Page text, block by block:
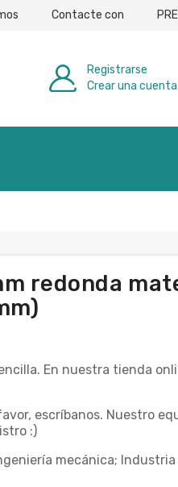
Contacte con
Registrarse
Crear una cuenta
redonda
En nuestra tienda
escríbanos. Nuestro
:)
mecánica;